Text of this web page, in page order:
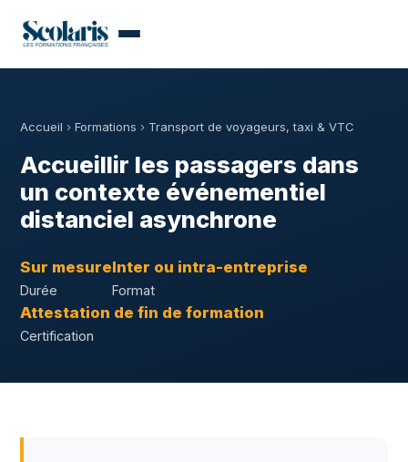
Accueil › Formations › Transport de voyageurs, taxi & VTC
Accueillir les passagers dans
un contexte événementiel
distanciel asynchrone
Sur mesure
Durée
Inter ou intra-entreprise
Format
Attestation de fin de formation
Certification